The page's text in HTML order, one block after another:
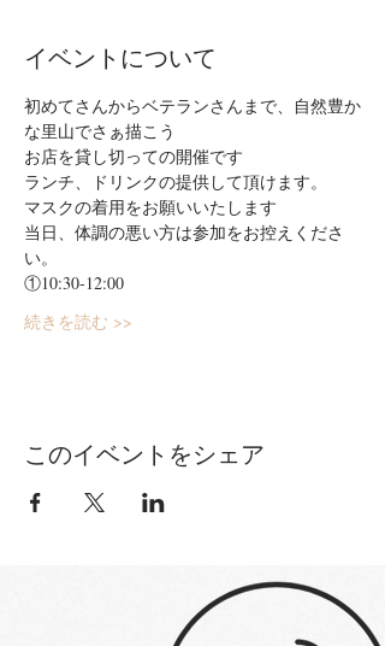
イベントについて
初めてさんからベテランさんまで、自然豊か
な里山でさぁ描こう
お店を貸し切っての開催です
ランチ、ドリンクの提供して頂けます。
マスクの着用をお願いいたします
当日、体調の悪い方は参加をお控えくださ
い。
①10:30-12:00
続きを読む >>
このイベントをシェア